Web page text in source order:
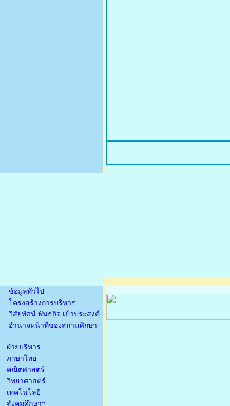
ข้อมูลทั่วไป
โครงสร้างการบริหาร
วิสัยทัศน์ พันธกิจ เป้าประสงค์
อำนาจหน้าที่ของสถานศึกษา
ฝ่ายบริหาร
ภาษาไทย
คณิตศาสตร์
วิทยาศาสตร์
เทคโนโลยี
สังคมศึกษาฯ